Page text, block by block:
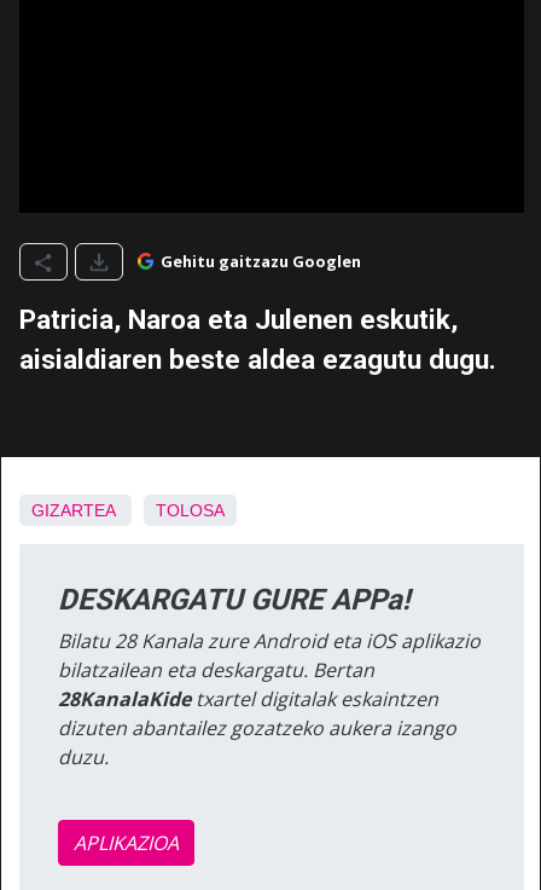
Gehitu gaitzazu Googlen
Patricia, Naroa eta Julenen eskutik,
aisialdiaren beste aldea ezagutu dugu.
GIZARTEA TOLOSA
DESKARGATU GURE APPa!
Bilatu 28 Kanala zure Android eta iOS aplikazio
bilatzailean eta deskargatu. Bertan
28KanalaKidetxartel digitalak eskaintzen
dizuten abantailez gozatzeko aukera izango
duzu.
APLIKAZIOA